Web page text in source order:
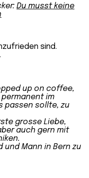
Du musst keine
up on coffee,
im
passen sollte, zu
grosse Liebe,
auch gern mit
und Mann in Bern zu